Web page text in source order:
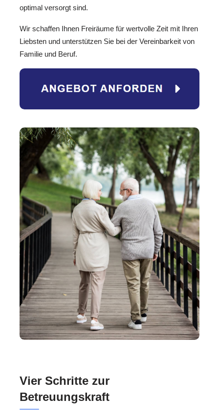
optimal versorgt sind.
Wir schaffen Ihnen Freiräume für wertvolle Zeit mit Ihren
Liebsten und unterstützen Sie bei der Vereinbarkeit von
Familie und Beruf.
Vier Schritte zur
Betreuungskraft